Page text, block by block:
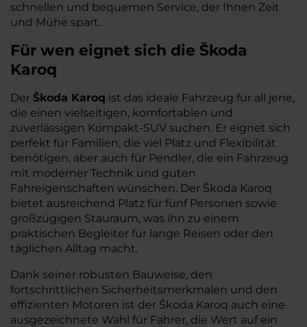
schnellen und bequemen Service, der Ihnen Zeit
und Mühe spart.
Für wen eignet sich die Škoda
Karoq
Der Škoda Karoq ist das ideale Fahrzeug für all jene,
die einen vielseitigen, komfortablen und
zuverlässigen Kompakt-SUV suchen. Er eignet sich
perfekt für Familien, die viel Platz und Flexibilität
benötigen, aber auch für Pendler, die ein Fahrzeug
mit moderner Technik und guten
Fahreigenschaften wünschen. Der Škoda Karoq
bietet ausreichend Platz für fünf Personen sowie
großzügigen Stauraum, was ihn zu einem
praktischen Begleiter für lange Reisen oder den
täglichen Alltag macht.
Dank seiner robusten Bauweise, den
fortschrittlichen Sicherheitsmerkmalen und den
effizienten Motoren ist der Škoda Karoq auch eine
ausgezeichnete Wahl für Fahrer, die Wert auf ein